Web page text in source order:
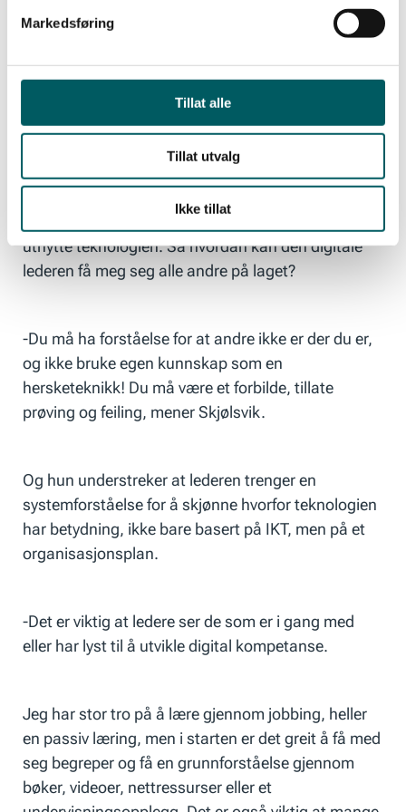
Markedsføring
Tillat alle
Tillat utvalg
Ikke tillat
Tale Skjølsvik
Hvorfor teknologi?
utnytte teknologien. Så hvordan kan den digitale
lederen få meg seg alle andre på laget?
-Du må ha forståelse for at andre ikke er der du er,
og ikke bruke egen kunnskap som en
hersketeknikk! Du må være et forbilde, tillate
prøving og feiling, mener Skjølsvik.
Og hun understreker at lederen trenger en
systemforståelse for å skjønne hvorfor teknologien
har betydning, ikke bare basert på IKT, men på et
organisasjonsplan.
-Det er viktig at ledere ser de som er i gang med
eller har lyst til å utvikle digital kompetanse.
Jeg har stor tro på å lære gjennom jobbing, heller
en passiv læring, men i starten er det greit å få med
seg begreper og få en grunnforståelse gjennom
bøker, videoer, nettressurser eller et